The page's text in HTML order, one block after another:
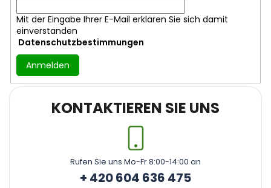
Mit der Eingabe Ihrer E-Mail erklären Sie sich damit
einverstanden
Datenschutzbestimmungen
Anmelden
KONTAKTIEREN SIE UNS
Rufen Sie uns Mo-Fr 8:00-14:00 an
+ 420 604 636 475